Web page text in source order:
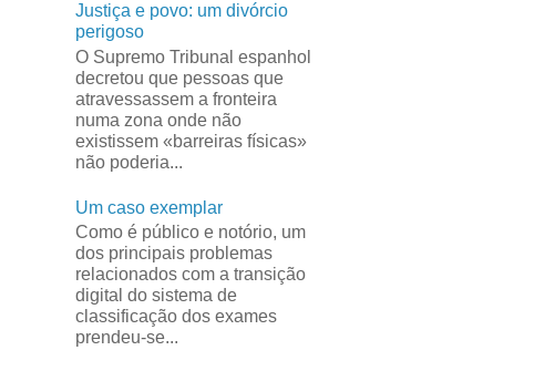
Justiça e povo: um divórcio
perigoso
O Supremo Tribunal espanhol
decretou que pessoas que
atravessassem a fronteira
numa zona onde não
existissem «barreiras físicas»
não poderia...
Um caso exemplar
Como é público e notório, um
dos principais problemas
relacionados com a transição
digital do sistema de
classificação dos exames
prendeu-se...